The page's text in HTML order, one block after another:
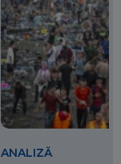
ANALIZĂ